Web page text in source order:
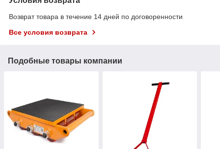
Возврат товара в течение 14 дней по договоренности
Все условия возврата
Подобные товары компании